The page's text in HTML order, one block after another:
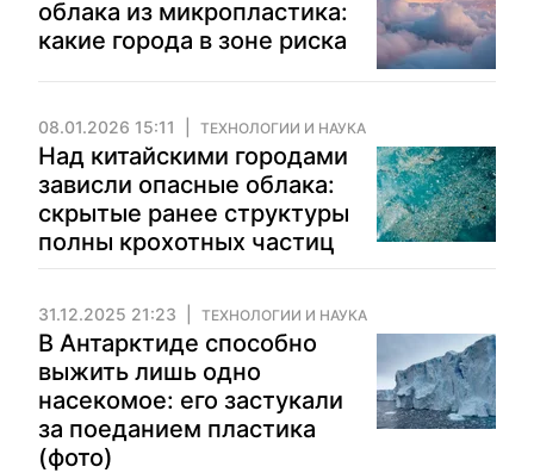
облака из микропластика:
какие города в зоне риска
08.01.2026 15:11 ТЕХНОЛОГИИ И НАУКА
Над китайскими городами
зависли опасные облака:
скрытые ранее структуры
полны крохотных частиц
31.12.2025 21:23 ТЕХНОЛОГИИ И НАУКА
В Антарктиде способно
выжить лишь одно
насекомое: его застукали
за поеданием пластика
(фото)